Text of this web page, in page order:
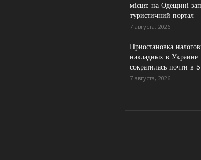
місця: на Одещині
туристичний портал
7 августа, 2026
Приостановка
накладных в Украине
сократилась почти в
7 августа, 2026